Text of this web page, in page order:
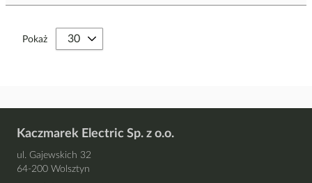
Pokaż
Kaczmarek Electric Sp. z o.o.
ul. Gajewskich 32
64-200 Wolsztyn